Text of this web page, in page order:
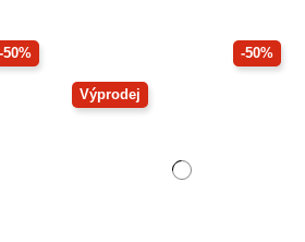
-50% -50%
Výprodej